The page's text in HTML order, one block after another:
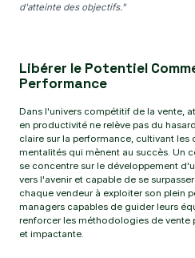
d'atteinte des objectifs."
Libérer le Potentiel
Performance
Dans l'univers compétitif de la vente,
en productivité ne relève pas du
claire sur la performance, cultivant les
mentalités qui mènent au succès. Un
se concentre sur le développement
vers l'avenir et capable de se
chaque vendeur à exploiter son plein
managers capables de guider leurs
renforcer les méthodologies de vente
et impactante.